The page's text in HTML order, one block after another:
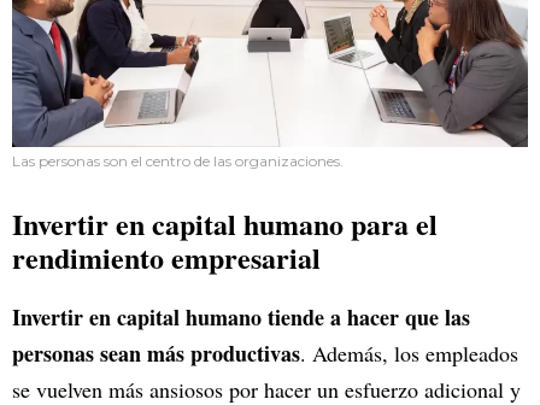
Las personas son el centro de las organizaciones.
Invertir en capital humano para el
rendimiento empresarial
Invertir en capital humano tiende a hacer que las
personas sean más productivas. Además, los empleados
se vuelven más ansiosos por hacer un esfuerzo adicional y